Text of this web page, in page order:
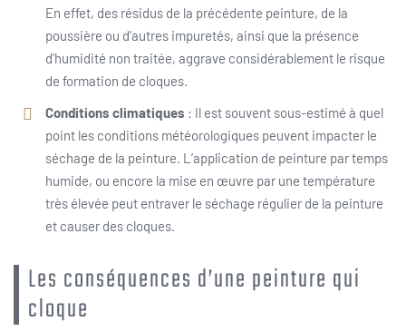
En effet, des résidus de la précédente peinture, de la
poussière ou d’autres impuretés, ainsi que la présence
d’humidité non traitée, aggrave considérablement le risque
de formation de cloques.
Conditions climatiques : Il est souvent sous-estimé à quel
point les conditions météorologiques peuvent impacter le
séchage de la peinture. L’application de peinture par temps
humide, ou encore la mise en œuvre par une température
très élevée peut entraver le séchage régulier de la peinture
et causer des cloques.
Les conséquences d’une peinture qui
cloque